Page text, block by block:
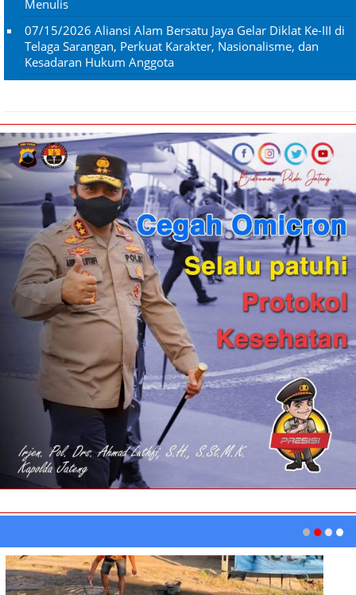
Menulis
07/15/2026 Aliansi Alam Bersatu Jaya Gelar Diklat Ke-III di
Telaga Sarangan, Perkuat Karakter, Nasionalisme, dan
Kesadaran Hukum Anggota